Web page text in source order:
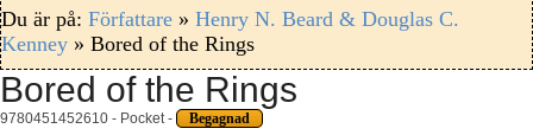
Du är på: Författare » Henry N. Beard & Douglas C.
Kenney » Bored of the Rings
Bored of the Rings
9780451452610 - Pocket - Begagnad